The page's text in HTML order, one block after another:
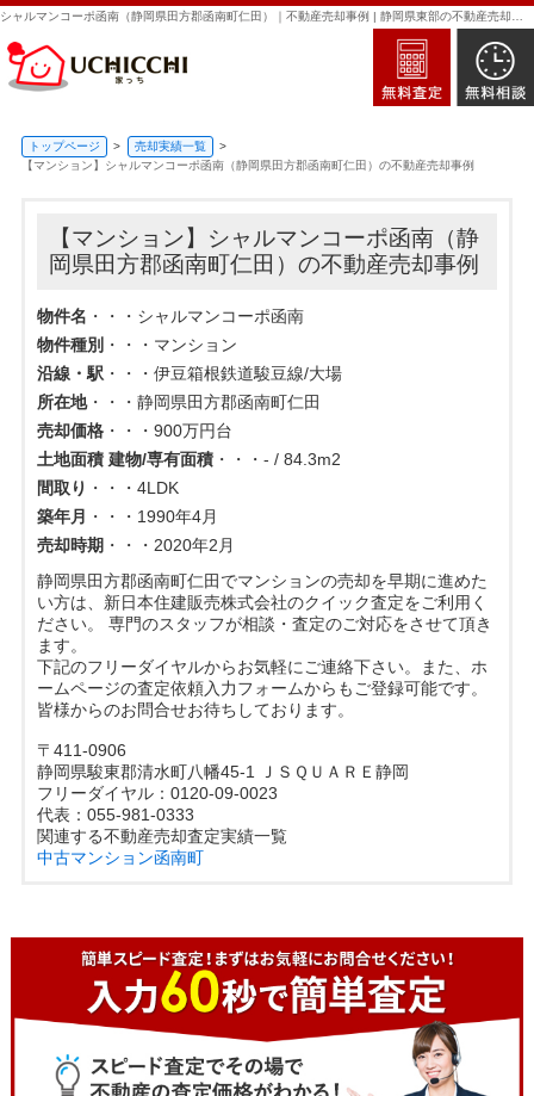
トップページ
売却実績一覧
【マンション】シャルマンコーポ函南（静岡県田方郡函南町仁田）の不動産売却事例
【マンション】シャルマンコーポ函南（静
岡県田方郡函南町仁田）の不動産売却事例
物件名 ・・・シャルマンコーポ函南
物件種別・・・マンション
沿線・駅 ・・・伊豆箱根鉄道駿豆線/大場
所在地・・・静岡県田方郡函南町仁田
売却価格・・・900万円台
土地面積 建物/専有面積・・・‐ / 84.3m2
間取り ・・・4LDK
築年月 ・・・1990年4月
売却時期・・・2020年2月
静岡県田方郡函南町仁田でマンションの売却を早期に進めた
い方は、新日本住建販売株式会社のクイック査定をご利用く
ださい。 専門のスタッフが相談・査定のご対応をさせて頂き
ます。
下記のフリーダイヤルからお気軽にご連絡下さい。また、ホ
ームページの査定依頼入力フォームからもご登録可能です。
皆様からのお問合せお待ちしております。
〒411-0906
静岡県駿東郡清水町八幡45-1 ＪＳＱＵＡＲＥ静岡
フリーダイヤル：0120-09-0023
代表：055-981-0333
関連する不動産売却査定実績一覧
中古マンション函南町